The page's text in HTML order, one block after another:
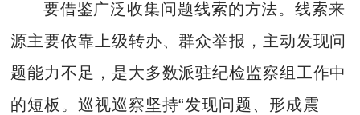
要借鉴广泛收集问题线索的方法。线索来
源主要依靠上级转办、群众举报，主动发现问
题能力不足，是大多数派驻纪检监察组工作中
的短板。巡视巡察坚持“发现问题、形成震